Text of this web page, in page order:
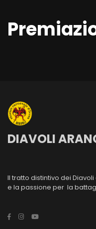
DIAVOLI
Il tratto distintivo dei
e la passione per la